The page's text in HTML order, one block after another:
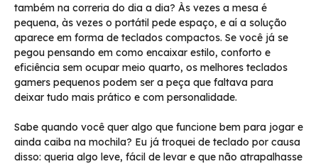
também na correria do dia a dia? Às vezes a mesa é
pequena, às vezes o portátil pede espaço, e aí a solução
aparece em forma de teclados compactos. Se você já se
pegou pensando em como encaixar estilo, conforto e
eficiência sem ocupar meio quarto, os melhores teclados
gamers pequenos podem ser a peça que faltava para
deixar tudo mais prático e com personalidade.
Sabe quando você quer algo que funcione bem para jogar e
ainda caiba na mochila? Eu já troquei de teclado por causa
disso: queria algo leve, fácil de levar e que não atrapalhasse